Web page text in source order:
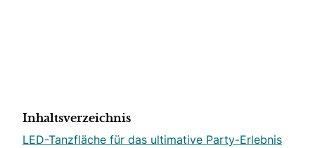
Inhaltsverzeichnis
LED-Tanzfläche für das ultimative Party-Erlebnis